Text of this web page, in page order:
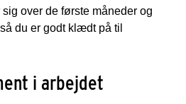
over de første måneder og
du er godt klædt på til
i arbejdet